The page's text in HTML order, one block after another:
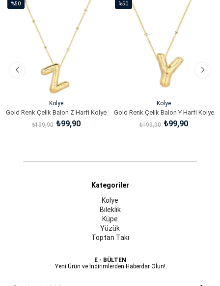
%50
%50İndirim
Kolye
Gold Renk Çelik Balon Z Harfi Kolye
₺99,90
₺199,90
%50
%50İndirim
Kolye
Gold Renk Çelik Balon Y Harfi Kolye
₺99,90
₺199,90
Kategoriler
Kolye
Bileklik
Küpe
Yüzük
Toptan Takı
E - BÜLTEN
Yeni Ürün ve İndirimlerden Haberdar Olun!